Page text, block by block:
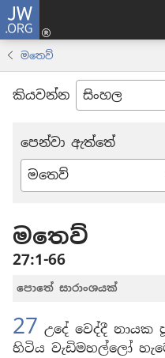
JW.ORG
මතෙව්
කියවන්න
පෙන්වා ඇත්තේ
බයිබලයේ
මතෙව්
27:1-66
පොතේ සාරාංශයක්
27 උදේ වෙද්දී
හිටිය වැඩිමහල්ලෝ